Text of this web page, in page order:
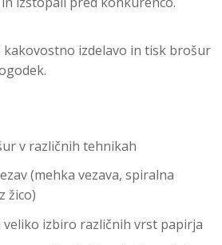
kakovostno izdelavo in tisk brošur
v različnih tehnikah
(mehka vezava, spiralna
žico)
veliko izbiro različnih vrst papirja